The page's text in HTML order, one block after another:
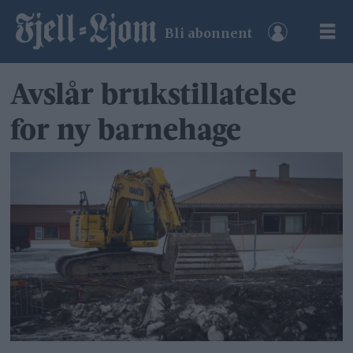
Bli abonnent
Avslår brukstillatelse
for ny barnehage